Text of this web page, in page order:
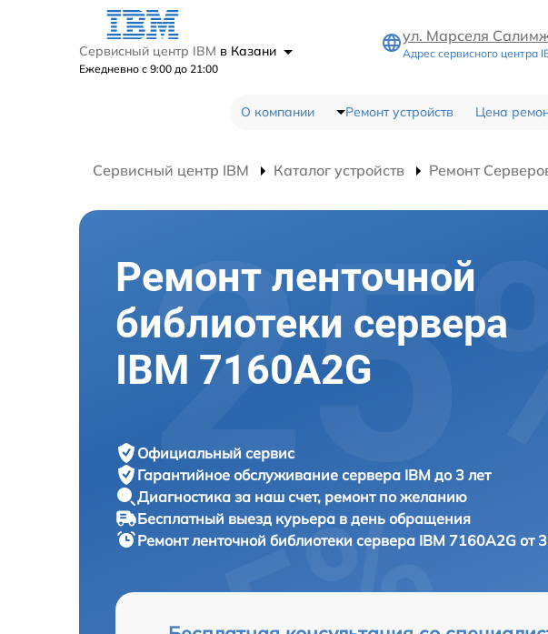
Сервисный центр IBM в Казани
Ежедневно с 9:00 до 21:00
ул. Марселя
Адрес сервисного центра
О компании Ремонт устройств Цена
Сервисный центр IBM Каталог устройств Ремонт
Ремонт ленточной
библиотеки сервера
IBM 7160A2G
Официальный сервис
Гарантийное обслуживание сервера IBM до 3 лет
Диагностика за наш счет, ремонт по желанию
Бесплатный выезд курьера в день обращения
Ремонт ленточной библиотеки сервера IBM 7160A2G от